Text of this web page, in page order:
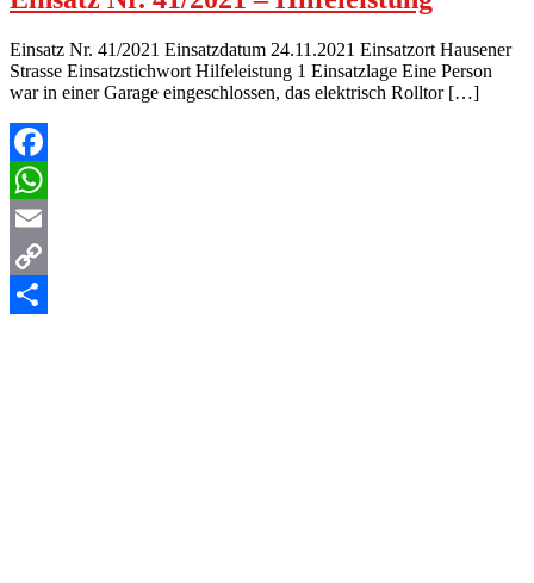
Einsatz Nr. 41/2021 Einsatzdatum 24.11.2021 Einsatzort Hausener
Strasse Einsatzstichwort Hilfeleistung 1 Einsatzlage Eine Person
war in einer Garage eingeschlossen, das elektrisch Rolltor […]
Facebook
WhatsApp
Email
Copy